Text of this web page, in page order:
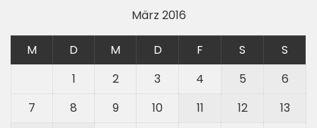
März 2016
M D M D F S
S
1
2 3 4 5
6
7
8 9 10 11 12
13